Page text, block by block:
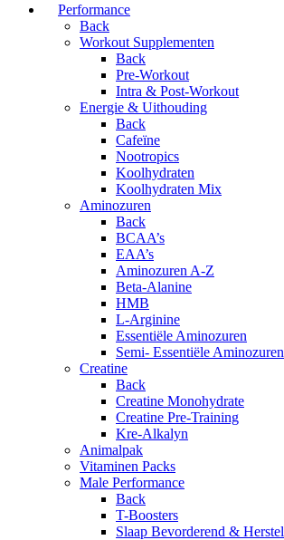
Performance
Back
Workout Supplementen
Back
Pre-Workout
Intra & Post-Workout
Energie & Uithouding
Back
Cafeïne
Nootropics
Koolhydraten
Koolhydraten Mix
Aminozuren
Back
BCAA’s
EAA’s
Aminozuren A-Z
Beta-Alanine
HMB
L-Arginine
Essentiële Aminozuren
Semi- Essentiële Aminozuren
Creatine
Back
Creatine Monohydrate
Creatine Pre-Training
Kre-Alkalyn
Animalpak
Vitaminen Packs
Male Performance
Back
T-Boosters
Slaap Bevorderend & Herstel